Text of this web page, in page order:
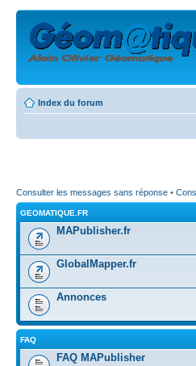
Index du forum
Consulter les messages sans réponse •
GEOMATIQUE.FR
MAPublisher.fr
GlobalMapper.fr
Annonces
FAQ
FAQ MAPublisher